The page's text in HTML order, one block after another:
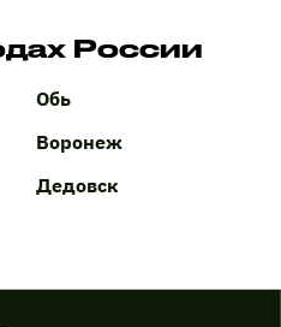
России
Обь
Воронеж
Дедовск